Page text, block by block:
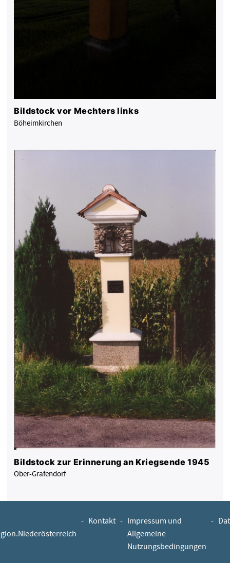
Bildstock vor Mechters links
Böheimkirchen
Bildstock zur Erinnerung an Kriegsende 1945
Ober-Grafendorf
- Kontakt - Impressum und
Allgemeine
Nutzungsbedingungen
-